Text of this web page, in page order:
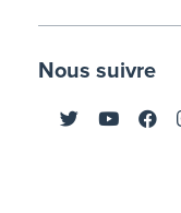
Nous suivre